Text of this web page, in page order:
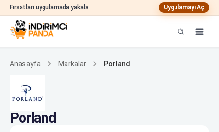
Fırsatları uygulamada yakala Uygulamayı Aç
Anasayfa Markalar Porland
Porland